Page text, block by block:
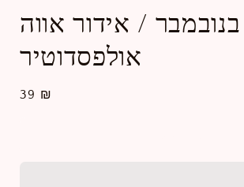
/ אידור אווה
אולפסדוטיר
מחיר
39 ₪